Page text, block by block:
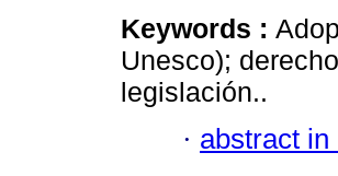
Keywords :
Unesco);
legislación..
· abstract in